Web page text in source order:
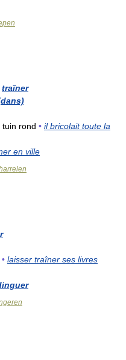
traîner
tuin rond • il bricolait toute la
en ville
• laisser traîner ses livres